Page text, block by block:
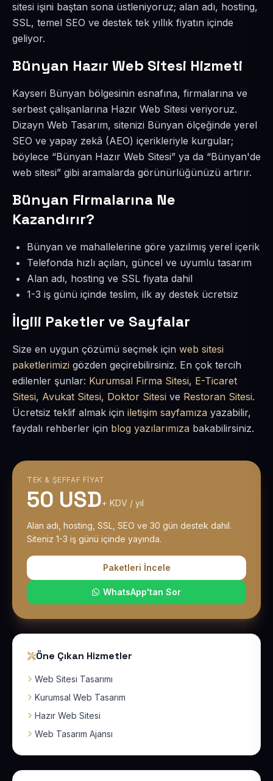
sitesi işini baştan sona üstleniyoruz; alan adı, hosting,
SSL, temel SEO ve destek tek yıllık fiyatın içinde
geliyor.
Bünyan Hazır Web Sitesi Hizmeti
Kayseri Bünyan bölgesinin esnafına, firmalarına ve
serbest çalışanlarına Hazır Web Sitesi veriyoruz.
Dizayn Web Tasarım, sitenizi Bünyan ölçeğinde yerel
SEO ve yapay zekâ (AEO) içerikleriyle kurgular;
böylece “Bünyan Hazır Web Sitesi” ya da “Bünyan'de
web sitesi” gibi aramalarda görünürlüğünüzü artırır.
Bünyan Firmalarına Ne
Kazandırır?
Bünyan ve mahallelerine göre yazılmış yerel içerik
Telefonda hızlı açılan, güncel ve uyumlu tasarım
Alan adı, hosting ve SSL fiyata dahil
1-3 iş günü içinde teslim, ilk ay destek ücretsiz
İlgili Paketler ve Sayfalar
Size en uygun çözümü seçmek için web sitesi
paketlerimizi gözden geçirebilirsiniz. En çok tercih
edilenler şunlar: Kurumsal Firma Sitesi, E-Ticaret
Sitesi, Avukat Sitesi, Doktor Sitesi ve Restoran Sitesi.
Ücretsiz teklif almak için iletişim sayfamıza yazabilir,
faydalı rehberler için blog yazılarımıza bakabilirsiniz.
TEK & ŞEFFAF FIYAT
50 USD+ KDV / yıl
Alan adı, hosting, SSL, SEO ve 30 gün destek dahil.
Siteniz 1-3 iş günü içinde yayında.
Paketleri İncele
WhatsApp'tan Sor
Öne Çıkan Hizmetler
Web Sitesi Tasarımı
Kurumsal Web Tasarım
Hazır Web Sitesi
Web Tasarım Ajansı